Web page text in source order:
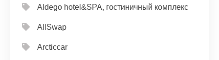
Aldego hotel&SPA, гостиничный комплекс
AllSwap
Arcticcar